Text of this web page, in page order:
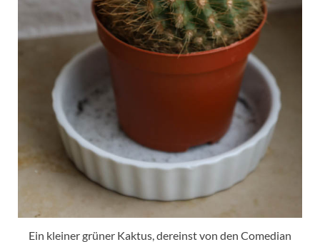
Ein kleiner grüner Kaktus, dereinst von den Comedian